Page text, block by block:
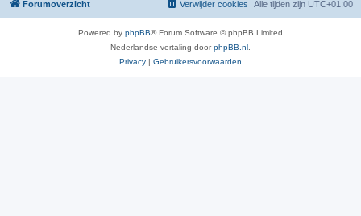
Forumoverzicht Alle tijden zijn UTC+01:00
Verwijder cookies
Powered by phpBB® Forum Software © phpBB Limited
Nederlandse vertaling doorphpBB.nl
Privacy | Gebruikersvoorwaarden